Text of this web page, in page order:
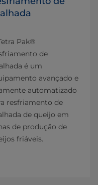
Pak®
de
é um
avançado e
automatizado
resfriamento de
de queijo em
de produção de
friáveis.